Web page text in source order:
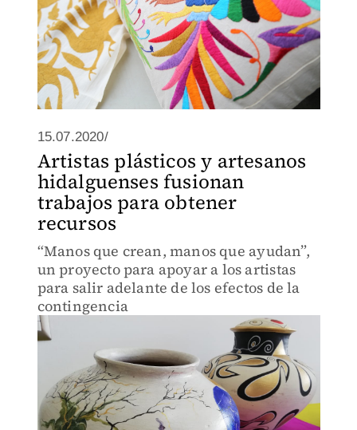
15.07.2020/
Artistas plásticos y artesanos
hidalguenses fusionan
trabajos para obtener
recursos
“Manos que crean, manos que ayudan”,
un proyecto para apoyar a los artistas
para salir adelante de los efectos de la
contingencia